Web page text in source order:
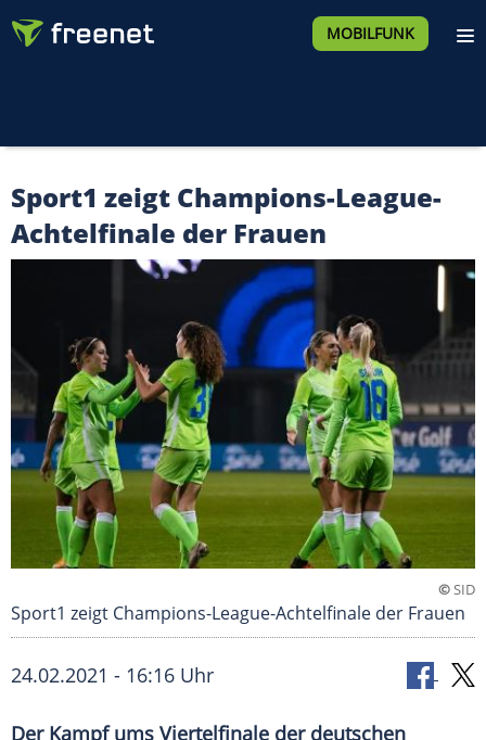
MOBILFUNK
Sport1 zeigt Champions-League-
Achtelfinale der Frauen
©SID
Sport1 zeigt Champions-League-Achtelfinale der Frauen
24.02.2021 - 16:16 Uhr
Der Kampf ums Viertelfinale der deutschen